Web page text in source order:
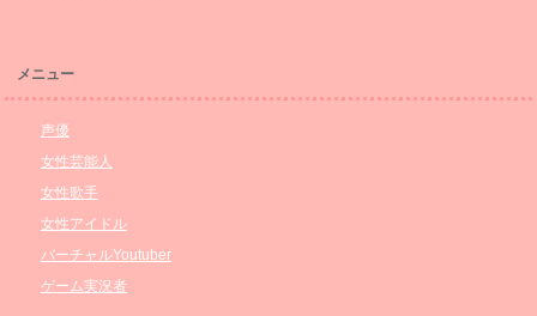
メニュー
声優
女性芸能人
女性歌手
女性アイドル
バーチャルYoutuber
ゲーム実況者